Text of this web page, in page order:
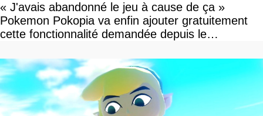
« J'avais abandonné le jeu à cause de ça »
Pokemon Pokopia va enfin ajouter gratuitement
cette fonctionnalité demandée depuis le